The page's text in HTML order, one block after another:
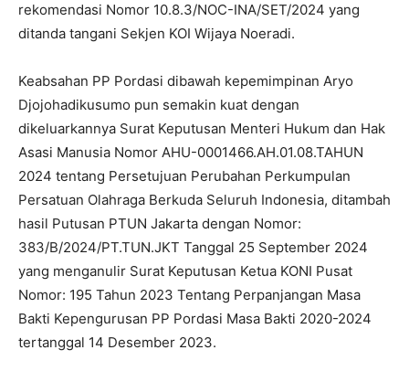
rekomendasi Nomor 10.8.3/NOC-INA/SET/2024 yang
ditanda tangani Sekjen KOI Wijaya Noeradi.
Keabsahan PP Pordasi dibawah kepemimpinan Aryo
Djojohadikusumo pun semakin kuat dengan
dikeluarkannya Surat Keputusan Menteri Hukum dan Hak
Asasi Manusia Nomor AHU-0001466.AH.01.08.TAHUN
2024 tentang Persetujuan Perubahan Perkumpulan
Persatuan Olahraga Berkuda Seluruh Indonesia, ditambah
hasil Putusan PTUN Jakarta dengan Nomor:
383/B/2024/PT.TUN.JKT Tanggal 25 September 2024
yang menganulir Surat Keputusan Ketua KONI Pusat
Nomor: 195 Tahun 2023 Tentang Perpanjangan Masa
Bakti Kepengurusan PP Pordasi Masa Bakti 2020-2024
tertanggal 14 Desember 2023.